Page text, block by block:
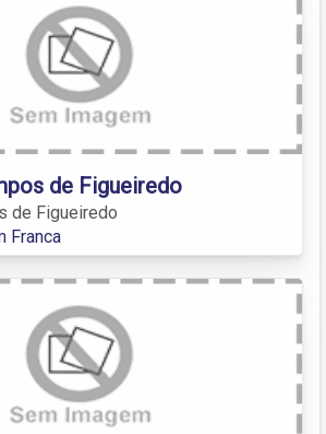
de Figueiredo
de Figueiredo
Franca